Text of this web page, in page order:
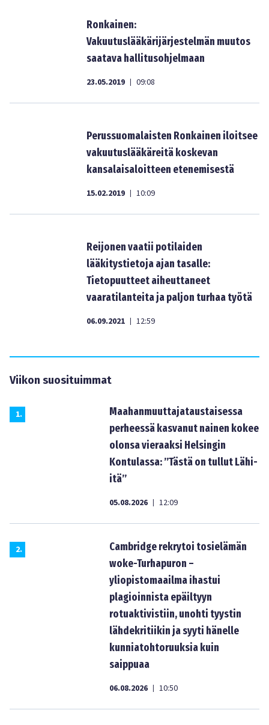
Ronkainen:
Vakuutuslääkärijärjestelmän muutos
saatava hallitusohjelmaan
23.05.2019 | 09:08
Perussuomalaisten Ronkainen iloitsee
vakuutuslääkäreitä koskevan
kansalaisaloitteen etenemisestä
15.02.2019 | 10:09
Reijonen vaatii potilaiden
lääkitystietoja ajan tasalle:
Tietopuutteet aiheuttaneet
vaaratilanteita ja paljon turhaa työtä
06.09.2021 | 12:59
Viikon suosituimmat
1.
Maahanmuuttajataustaisessa
perheessä kasvanut nainen kokee
olonsa vieraaksi Helsingin
Kontulassa: ”Tästä on tullut Lähi-
itä”
05.08.2026 | 12:09
2.
Cambridge rekrytoi tosielämän
woke-Turhapuron –
yliopistomaailma ihastui
plagioinnista epäiltyyn
rotuaktivistiin, unohti tyystin
lähdekritiikin ja syyti hänelle
kunniatohtoruuksia kuin
saippuaa
06.08.2026 | 10:50